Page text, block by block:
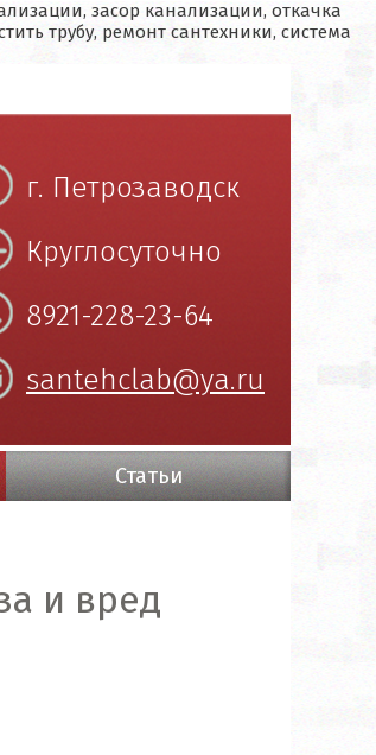
засор канализации, откачка
трубу, ремонт сантехники, система
г. Петрозаводск
Круглосуточно
8921-228-23-64
santehclab@ya.ru
Статьи
и вред